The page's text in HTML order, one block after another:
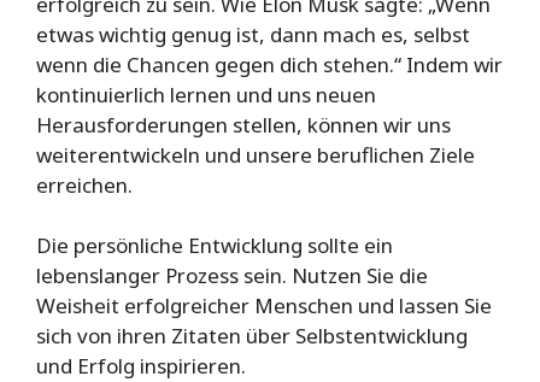
etwas wichtig genug ist, dann mach es, selbst
wenn die Chancen gegen dich stehen.“ Indem wir
kontinuierlich lernen und uns neuen
Herausforderungen stellen, können wir uns
weiterentwickeln und unsere beruflichen Ziele
erreichen.
Die persönliche Entwicklung sollte ein
lebenslanger Prozess sein. Nutzen Sie die
Weisheit erfolgreicher Menschen und lassen Sie
sich von ihren Zitaten über Selbstentwicklung
und Erfolg inspirieren.